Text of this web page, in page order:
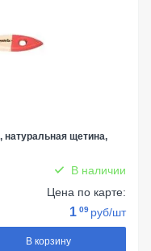
натуральная щетина,
В наличии
Цена по карте:
1 09 руб/шт
В корзину